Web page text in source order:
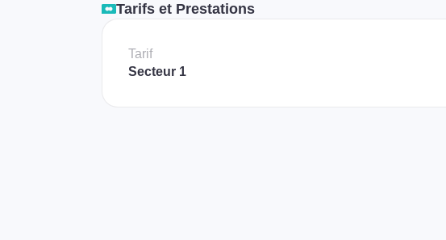
Tarifs et Prestations
Tarif
Secteur 1